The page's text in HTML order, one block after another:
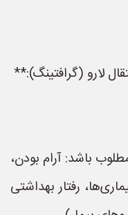
باشد: آرام بودن،
رفتار بهداشتی